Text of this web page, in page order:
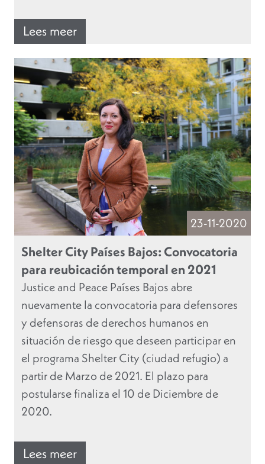
Lees meer
23-11-2020
Shelter City Países Bajos: Convocatoria
para reubicación temporal en 2021
Justice and Peace Países Bajos abre
nuevamente la convocatoria para defensores
y defensoras de derechos humanos en
situación de riesgo que deseen participar en
el programa Shelter City (ciudad refugio) a
partir de Marzo de 2021. El plazo para
postularse finaliza el 10 de Diciembre de
2020.
Lees meer